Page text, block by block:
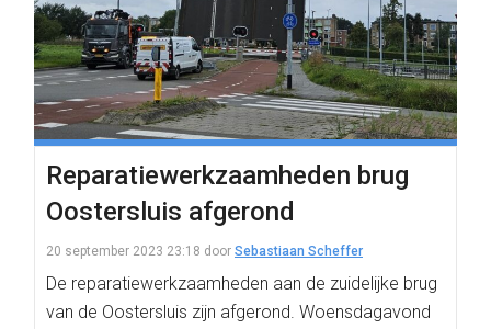
Reparatiewerkzaamheden brug
Oostersluis afgerond
20 september 2023 23:18 door Sebastiaan Scheffer
De reparatiewerkzaamheden aan de zuidelijke brug
van de Oostersluis zijn afgerond. Woensdagavond